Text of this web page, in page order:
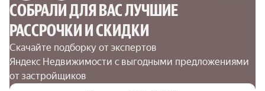
СОБРАЛИ ДЛЯ ВАС ЛУЧШИЕ
РАССРОЧКИ И СКИДКИ
Скачайте подборку от экспертов
Яндекс Недвижимости с выгодными предложениями
от застройщиков